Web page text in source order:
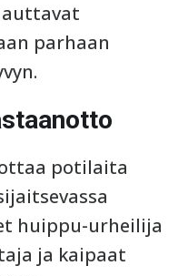
parhaan
potilaita
huippu-urheilija
ja kaipaat